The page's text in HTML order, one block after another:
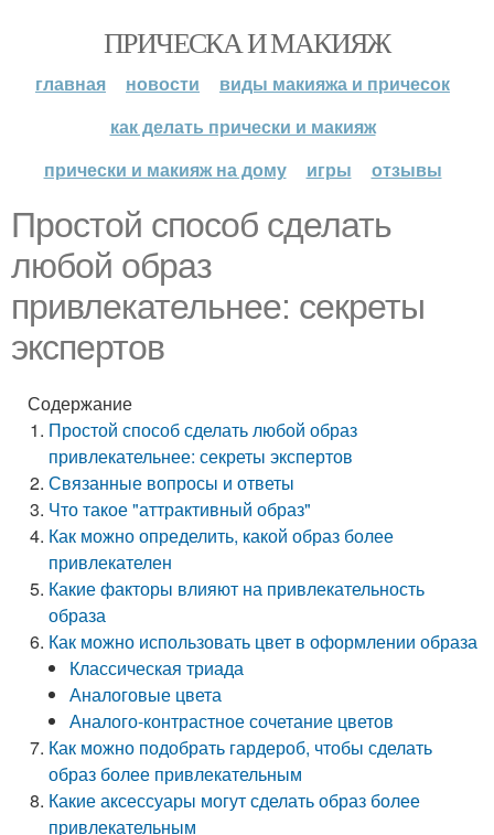
ПРИЧЕСКА И МАКИЯЖ
главная новости
виды макияжа и причесок
как делать прически и макияж
прически и макияж на дому
игры отзывы
Простой способ сделать
любой образ
привлекательнее: секреты
экспертов
Содержание
Простой способ сделать любой образ
привлекательнее: секреты экспертов
Связанные вопросы и ответы
Что такое "аттрактивный образ"
Как можно определить, какой образ более
привлекателен
Какие факторы влияют на привлекательность
образа
Как можно использовать цвет в оформлении образа
Классическая триада
Аналоговые цвета
Аналого-контрастное сочетание цветов
Как можно подобрать гардероб, чтобы сделать
образ более привлекательным
Какие аксессуары могут сделать образ более
привлекательным